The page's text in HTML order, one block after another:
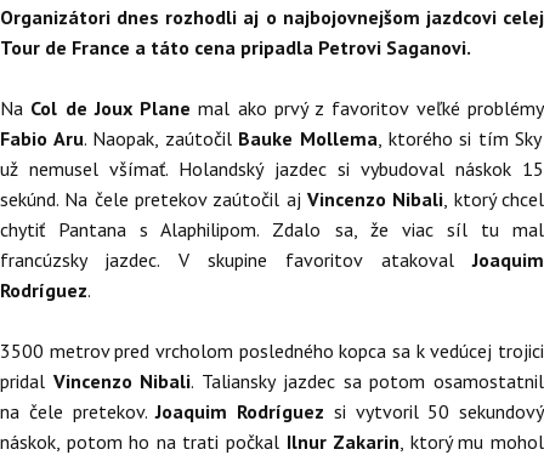
Organizátori dnes rozhodli aj o najbojovnejšom jazdcovi celej
Tour de France a táto cena pripadla Petrovi Saganovi.
Na Col de Joux Plane mal ako prvý z favoritov veľké problémy
Fabio Aru. Naopak, zaútočil Bauke Mollema , ktorého si tím Sky
už nemusel všímať. Holandský jazdec si vybudoval náskok 15
sekúnd. Na čele pretekov zaútočil aj Vincenzo Nibali , ktorý chcel
chytiť Pantana s Alaphilipom. Zdalo sa, že viac síl tu mal
francúzsky jazdec. V skupine favoritov atakovalJoaquim
Rodríguez.
3500 metrov pred vrcholom posledného kopca sa k vedúcej trojici
pridal Vincenzo Nibali. Taliansky jazdec sa potom osamostatnil
na čele pretekov.Joaquim Rodríguez si vytvoril 50 sekundový
náskok, potom ho na trati počkal Ilnur Zakarin , ktorý mu mohol